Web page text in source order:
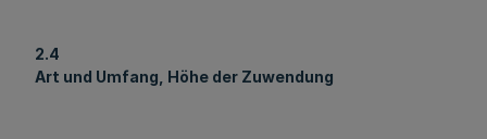
2.4
Art und Umfang, Höhe der Zuwendung